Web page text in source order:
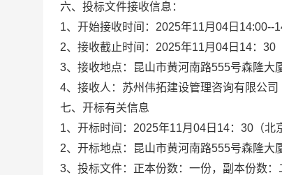
六、投标文件接收信息：
1、开始接收时间：2025年11月04日14:00--
2、接收截止时间：2025年11月04日14：30
3、接收地点：昆山市黄河南路555号森隆大
4、接收人：苏州伟拓建设管理咨询有限公司
七、开标有关信息
1、开标时间：2025年11月04日14：30（北
2、开标地点：昆山市黄河南路555号森隆大
3、投标文件：正本份数：一份，副本份数